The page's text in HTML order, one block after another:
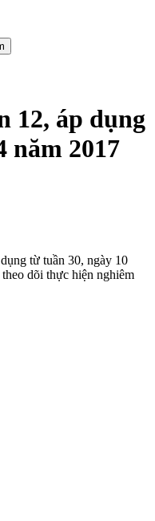
12, áp dụng
năm 2017
từ tuần 30, ngày 10
dõi thực hiện nghiêm